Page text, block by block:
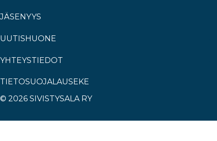
JÄSENYYS
UUTISHUONE
YHTEYSTIEDOT
TIETOSUOJALAUSEKE
© 2026 SIVISTYSALA RY